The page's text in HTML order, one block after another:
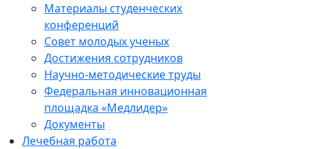
Материалы студенческих
конференций
Совет молодых ученых
Достижения сотрудников
Научно-методические труды
Федеральная инновационная
площадка «Медлидер»
Документы
Лечебная работа